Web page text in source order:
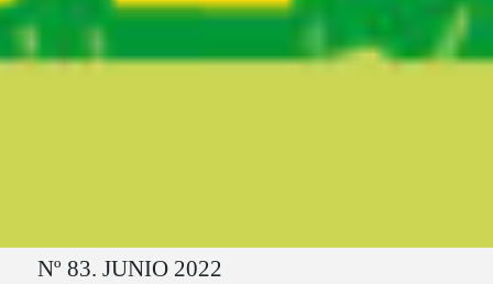
Ruta del sitio
Nº 83. JUNIO 2022